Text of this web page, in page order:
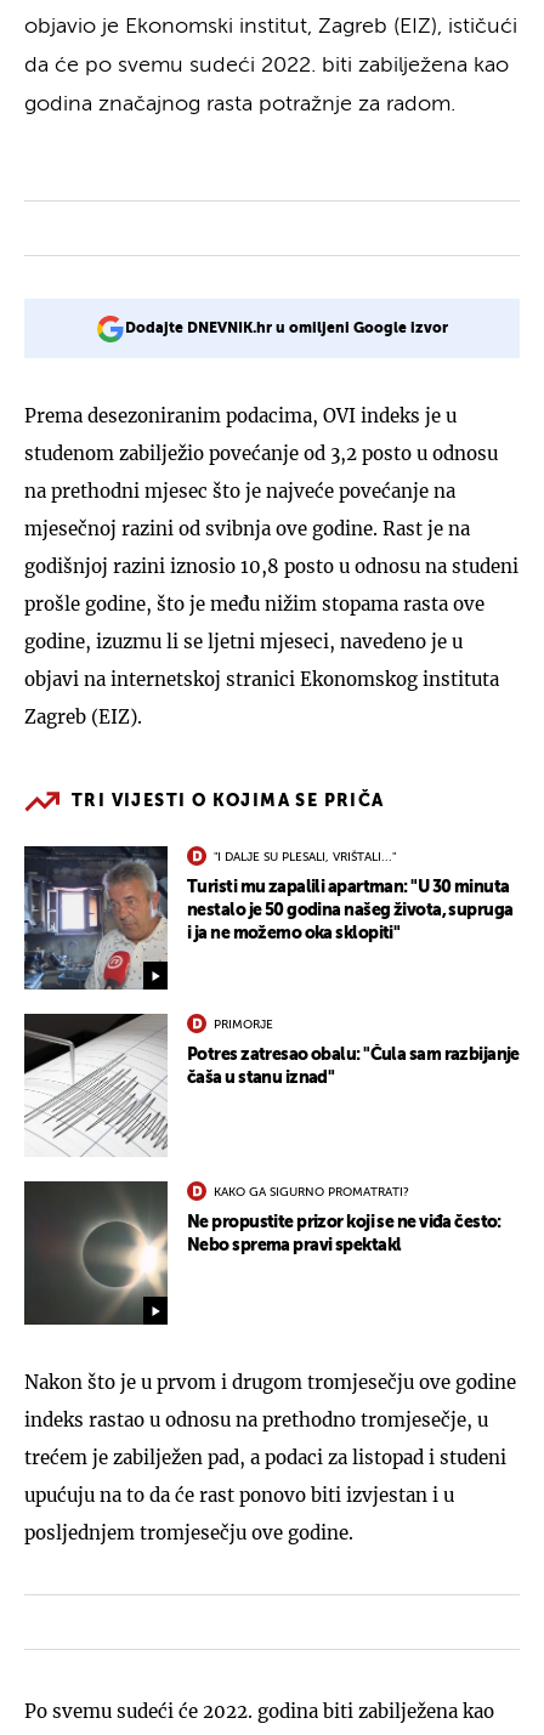
objavio je Ekonomski institut, Zagreb (EIZ), ističući
da će po svemu sudeći 2022. biti zabilježena kao
godina značajnog rasta potražnje za radom.
Dodajte DNEVNIK.hr u omiljeni Google izvor
Prema desezoniranim podacima, OVI indeks je u
studenom zabilježio povećanje od 3,2 posto u odnosu
na prethodni mjesec što je najveće povećanje na
mjesečnoj razini od svibnja ove godine. Rast je na
godišnjoj razini iznosio 10,8 posto u odnosu na studeni
prošle godine, što je među nižim stopama rasta ove
godine, izuzmu li se ljetni mjeseci, navedeno je u
objavi na internetskoj stranici Ekonomskog instituta
Zagreb (EIZ).
TRI VIJESTI O KOJIMA SE PRIČA
"I DALJE SU PLESALI, VRIŠTALI..."
Turisti mu zapalili apartman: "U 30 minuta
nestalo je 50 godina našeg života, supruga
i ja ne možemo oka sklopiti"
PRIMORJE
Potres zatresao obalu: "Čula sam razbijanje
čaša u stanu iznad"
KAKO GA SIGURNO PROMATRATI?
Ne propustite prizor koji se ne viđa često:
Nebo sprema pravi spektakl
Nakon što je u prvom i drugom tromjesečju ove godine
indeks rastao u odnosu na prethodno tromjesečje, u
trećem je zabilježen pad, a podaci za listopad i studeni
upućuju na to da će rast ponovo biti izvjestan i u
posljednjem tromjesečju ove godine.
Po svemu sudeći će 2022. godina biti zabilježena kao